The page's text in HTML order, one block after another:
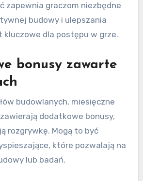
zapewnia graczom niezbędne
budowy i ulepszania
dla postępu w grze.
bonusy zawarte
budowlanych, miesięczne
dodatkowe bonusy,
rozgrywkę. Mogą to być
które pozwalają na
lub badań.